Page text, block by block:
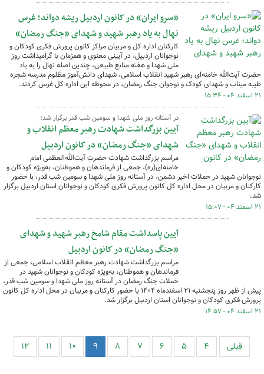
«سرو ایران» در کانون اردبیل ریشه دواند؛ غرس
نهال به یاد رهبر شهید و شهدای «جنگ رمضان»
کارکنان اداره کل و مربیان مراکز کانون پرورش فکری کودکان و
نوجوانان اردبیل، در آیینی معنوی و همزمان با گرامیداشت روز
ملی شهدا و هفته منابع طبیعی، چندین اصله نهال را به یاد
حضرت آیت‌الله خامنه‌ای رهبر شهید انقلاب اسلامی، شهدای دانش‌آموز مظلوم مدرسه شجره
طیبه میناب و شهدای کودک و نوجوان جنگ رمضان، در محوطه این اداره کل غرس کردند.
۲۱ اسفند ۰۴ - ۱۵:۳۴
در آستانه روز ملی شهدا و سومین شب قدر برگزار شد؛
آیین بزرگداشت شهادت رهبر معظم انقلاب و
شهدای «جنگ رمضان» در کانون اردبیل
مراسم بزرگداشت شهادت حضرت آیت‌الله‌العظمی امام
خامنه‌ای(ره)، جمعی از فرماندهان و هموطنان، به‌ویژه کودکان و
نوجوانان شهید در حملات اخیر دشمن، در آستانه روز ملی شهدا و سومین شب قدر، با حضور
کارکنان و مربیان در محل اداره کل کانون پرورش فکری کودکان و نوجوانان استان اردبیل برگزار
شد.
۲۱ اسفند ۰۴ - ۱۵:۰۷
آیین پاسداشت مقام شامخ رهبر شهید و شهدای
«جنگ رمضان» در کانون اردبیل
مراسم بزرگداشت شهادت رهبر معظم انقلاب اسلامی، جمعی از
فرماندهان و هموطنان، به‌ویژه کودکان و نوجوانان شهید در
حملات جنگ رمضان در آستانه روز ملی شهدا و سومین شب قدر،
پیش از ظهر روز پنجشنبه ۲۱ اسفندماه ۱۴۰۴ با حضور کارکنان و مربیان در محل اداره کل کانون
پرورش فکری کودکان و نوجوانان استان اردبیل برگزار شد.
۲۱ اسفند ۰۴ - ۱۴:۵۷
قبلی ۴ ۵ ۶ ۷ ۸ ۹ ۱۰ ۱۱ ۱۲